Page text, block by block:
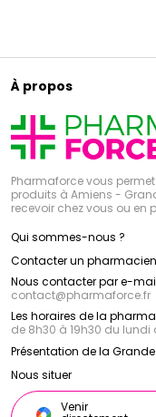
À propos
Pharmaforce vous
produits à Amiens -
recevoir chez vous ou en
Qui sommes-nous ?
Contacter un pharmacien
Nous contacter par e-
contact@pharmaforce.fr
Les horaires de la
de 8h30 à 19h30 du lundi
Présentation de la
Nous situer
Venir